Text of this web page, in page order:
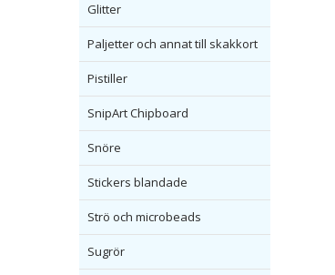
Glitter
Paljetter och annat till skakkort
Pistiller
SnipArt Chipboard
Snöre
Stickers blandade
Strö och microbeads
Sugrör